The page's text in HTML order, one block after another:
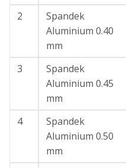
2
Spandek
Aluminium 0.40
mm
3
Spandek
Aluminium 0.45
mm
4
Spandek
Aluminium 0.50
mm